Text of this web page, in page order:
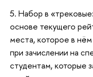
5. Набор в
основе текущего
места, которое в
при зачислении на
студентам, которые